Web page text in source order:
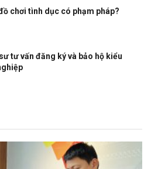
chơi tình dục có phạm pháp?
tư vấn đăng ký và bảo hộ kiểu